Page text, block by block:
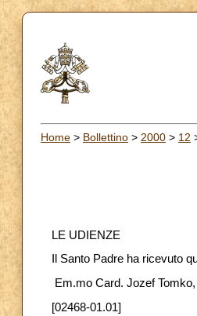
Home > Bollettino > 2000 > 12
LE UDIENZE
Il Santo Padre ha ricevuto
Em.mo Card. Jozef
[02468-01.01]